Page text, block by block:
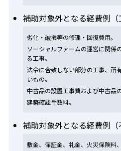
補助対象外となる経費例（
劣化・破損等の修理・回復費用。
ソーシャルファームの運営に関係
る工事。
法令に合致しない部分の工事、所
いもの。
中古品の設置工事費および中古品
建築確認手数料。
補助対象外となる経費例（
敷金、保証金、礼金、火災保険料